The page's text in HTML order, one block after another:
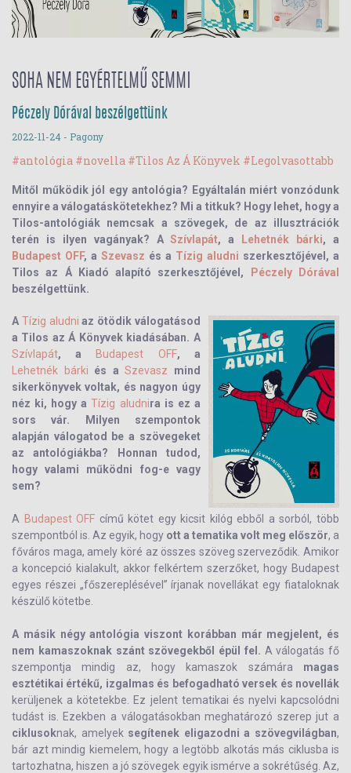
SOHA NEM EGYÉRTELMŰ SEMMI
Péczely Dórával beszélgettünk
2022-11-24 - Pagony
#antológia #novella #Tilos Az Á Könyvek #Legolvasottabb
Mitől működik jól egy antológia? Egyáltalán miért vonzódunk
ennyire a válogatáskötetekhez? Mi a titkuk? Hogy lehet, hogy a
Tilos-antológiák nemcsak a szövegek, de az illusztrációk
terén is ilyen vagányak? ASzívlapát, a Lehetnék bárki, a
Budapest OFF, a Szevasz és a Tízig aludni szerkesztőjével, a
Tilos az Á Kiadó alapító szerkesztőjével,
Péczely Dórával
beszélgettünk.
A Tízig aludni az ötödik válogatásod
a Tilos az Á Könyvek kiadásában. A
Szívlapát, a Budapest OFF, a
Lehetnék bárki és aSzevasz mind
sikerkönyvek voltak, és nagyon úgy
néz ki, hogy aTízig aludnira is ez a
sors vár. Milyen szempontok
alapján válogatod be a szövegeket
az antológiákba? Honnan tudod,
hogy valami működni fog-e vagy
sem?
A Budapest OFF című kötet egy kicsit kilóg ebből a sorból, több
szempontból is. Az egyik, hogy ott a tematika volt meg először, a
főváros maga, amely köré az összes szöveg szerveződik. Amikor
a koncepció kialakult, akkor felkértem szerzőket, hogy Budapest
egyes részei „főszereplésével” írjanak novellákat egy fiataloknak
készülő kötetbe.
A másik négy antológia viszont korábban már megjelent, és
nem kamaszoknak szánt szövegekből épül fel. A válogatás fő
szempontja mindig az, hogy kamaszok számára magas
esztétikai értékű, izgalmas és befogadható versek és novellák
kerüljenek a kötetekbe. Ez jelent tematikai és nyelvi kapcsolódni
tudást is. Ezekben a válogatásokban meghatározó szerep jut a
ciklusoknak, amelyek segítenek eligazodni a szövegvilágban,
bár azt mindig kiemelem, hogy a legtöbb alkotás más ciklusba is
tartozhatna, hiszen a jó szövegek egyik ismérve a sokrétűség. Az,